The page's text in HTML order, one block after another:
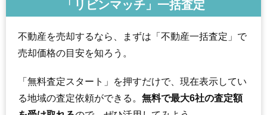
相場 3,340万円～3,640万円
マンションナビで
無料一括査定をする
パルテール湘南くりはま1番館
住所 神奈川県横須賀市池田町5丁目
「リビンマッチ」一括査定
不動産を売却するなら、まずは「不動産一括査定」で
売却価格の目安を知ろう。
「無料査定スタート」を押すだけで、現在表示してい
る地域の査定依頼ができる。 無料で最大6社の査定額